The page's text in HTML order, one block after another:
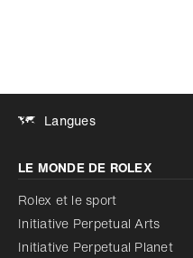
Langues
Augmenter le contraste
Désactivé
Réduire les animations
Réduire les animations
Désactivé
LE MONDE DE ROLEX
Rolex et le sport
Initiative Perpetual Arts
Initiative Perpetual Planet